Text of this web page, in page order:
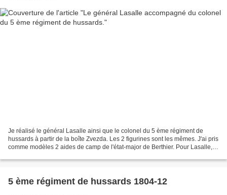
Je réalisé le général Lasalle ainsi que le colonel du 5 ème régiment de
hussards à partir de la boîte Zvezda. Les 2 figurines sont les mêmes. J'ai pris
comme modèles 2 aides de camp de l'état-major de Berthier. Pour Lasalle,
5 ème régiment de hussards 1804-12